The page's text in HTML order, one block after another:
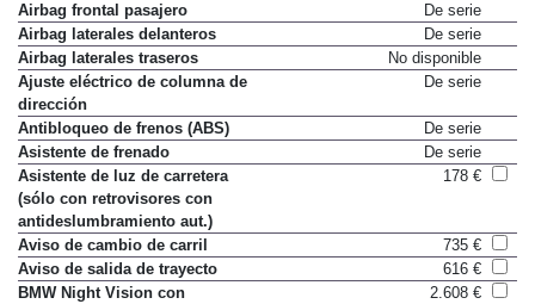
Airbag frontal pasajero
De serie
Airbag laterales delanteros
De serie
Airbag laterales traseros
No disponible
Ajuste eléctrico de columna de
dirección
De serie
Antibloqueo de frenos (ABS)
De serie
Asistente de frenado
De serie
Asistente de luz de carretera
(sólo con retrovisores con
antideslumbramiento aut.)
178 €
Aviso de cambio de carril
735 €
Aviso de salida de trayecto
616 €
BMW Night Vision con
2.608 €